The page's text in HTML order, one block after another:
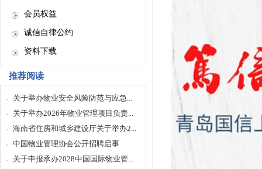
会员权益
诚信自律公约
资料下载
推荐阅读
关于举办物业安全风险防范与应急...
关于举办2026年物业管理项目负责...
海南省住房和城乡建设厅关于举办2...
中国物业管理协会公开招聘启事
关于申报承办2028中国国际物业管...